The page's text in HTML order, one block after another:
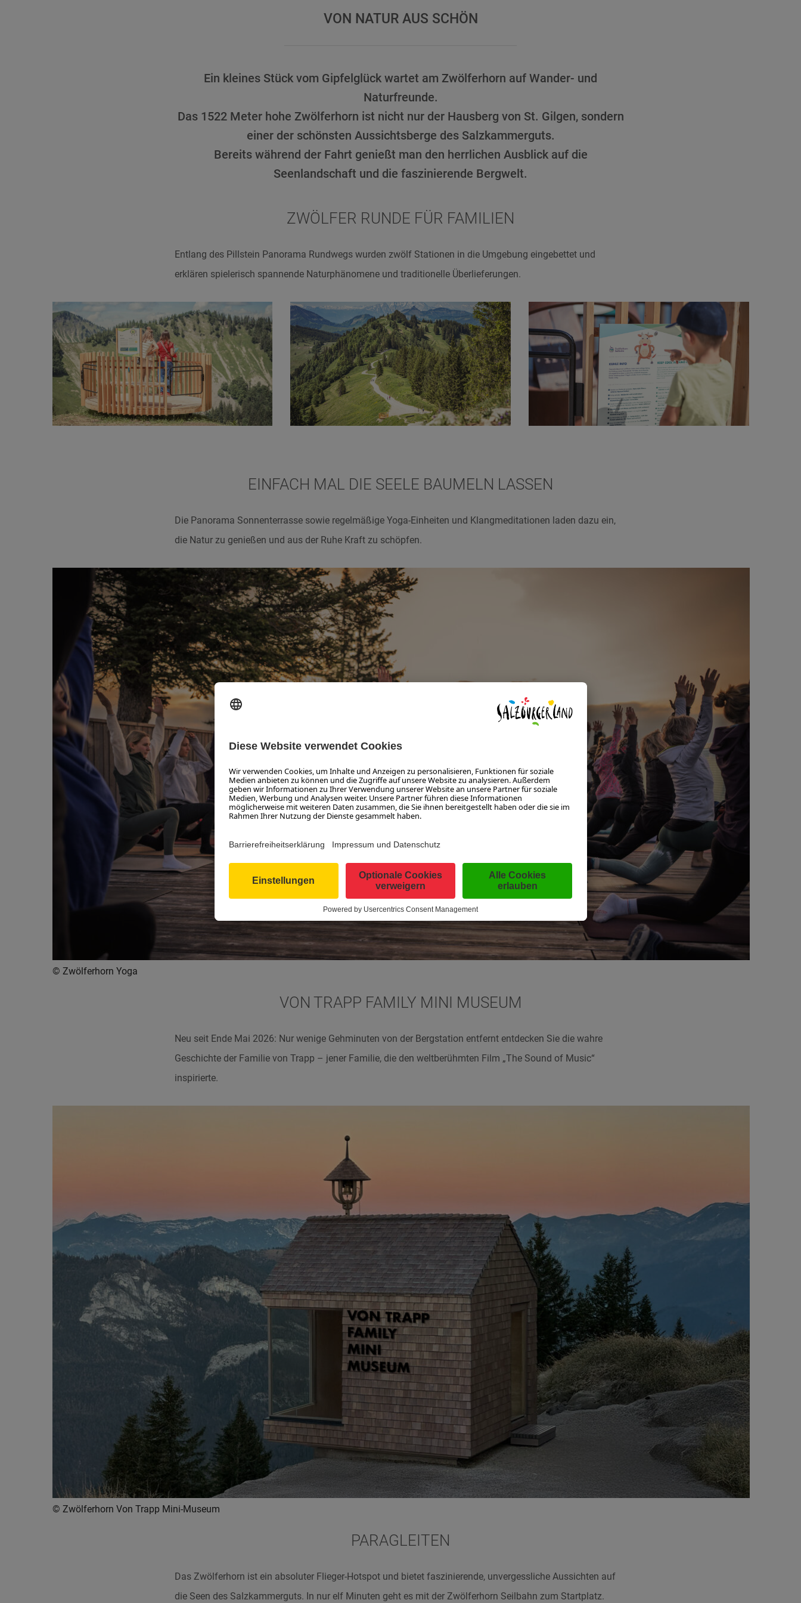
VON NATUR AUS SCHÖN
Ein kleines Stück vom Gipfelglück wartet am Zwölferhorn auf Wander- und
Naturfreunde.
Das 1522 Meter hohe Zwölferhorn ist nicht nur der Hausberg von St. Gilgen, sondern
einer der schönsten Aussichtsberge des Salzkammerguts.
Bereits während der Fahrt genießt man den herrlichen Ausblick auf die
Seenlandschaft und die faszinierende Bergwelt.
ZWÖLFER RUNDE FÜR FAMILIEN
Entlang des Pillstein Panorama Rundwegs wurden zwölf Stationen in die Umgebung eingebettet und
erklären spielerisch spannende Naturphänomene und traditionelle Überlieferungen.
EINFACH MAL DIE SEELE BAUMELN LASSEN
Die Panorama Sonnenterrasse sowie regelmäßige Yoga-Einheiten und Klangmeditationen laden dazu ein,
die Natur zu genießen und aus der Ruhe Kraft zu schöpfen.
© Zwölferhorn Yoga
VON TRAPP FAMILY MINI MUSEUM
Neu seit Ende Mai 2026: Nur wenige Gehminuten von der Bergstation entfernt entdecken Sie die wahre
Geschichte der Familie von Trapp – jener Familie, die den weltberühmten Film „The Sound of Music“
inspirierte.
© Zwölferhorn Von Trapp Mini-Museum
PARAGLEITEN
Das Zwölferhorn ist ein absoluter Flieger-Hotspot und bietet faszinierende, unvergessliche Aussichten auf
die Seen des Salzkammerguts. In nur elf Minuten geht es mit der Zwölferhorn Seilbahn zum Startplatz.